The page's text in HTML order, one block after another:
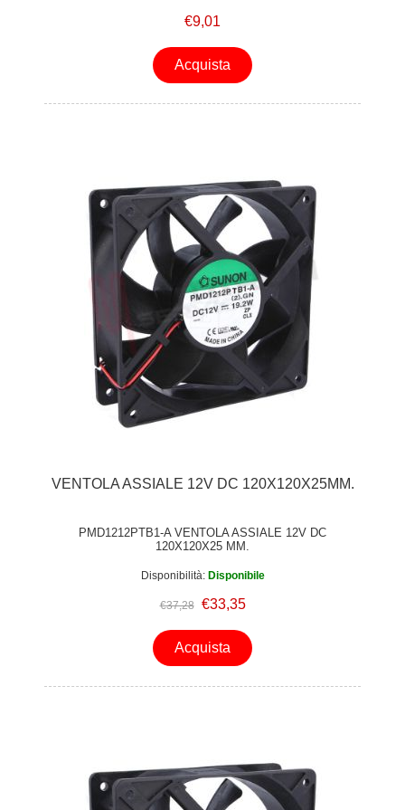
€9,01
Acquista
VENTOLA ASSIALE 12V DC 120X120X25MM.
PMD1212PTB1-A VENTOLA ASSIALE 12V DC
120X120X25 MM.
Disponibilità: Disponibile
€37,28 €33,35
Acquista